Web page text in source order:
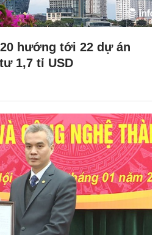
hướng tới 22 dự án
1,7 tỉ USD